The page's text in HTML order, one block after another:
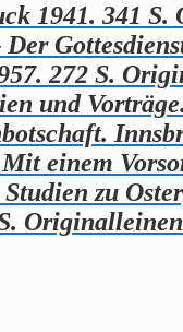
1941. 341
272 S.
und
einem
zu
Originalleinen